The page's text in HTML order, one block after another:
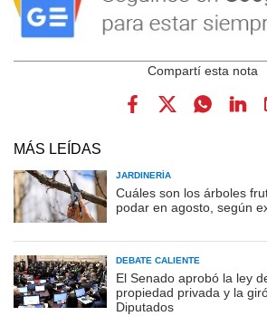
MÁS LEÍDAS
JARDINERÍA
Cuáles son los árboles
podar en agosto, según
DEBATE CALIENTE
El Senado aprobó la ley
propiedad privada y la
Diputados